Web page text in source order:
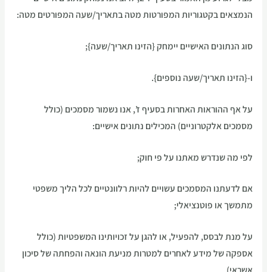
הנמצאים בקטגוריות המפורטות מטה בתאריך/שעה המפורטים מטה:
סוג הנתונים האישיים יימחק {הזינו תאריך/שעה};
ו-{הזינו תאריך/שעה נוספים}.
על אף ההוראות האחרות בסעיף ז’, אנו נשמור מסמכים (כולל
מסמכים אלקטרוניים) המכילים נתונים אישיים:
לפי מה שנדרש מאתנו על פי חוק;
אם לדעתנו המסמכים עשויים להיות רלוונטיים לכל הליך משפטי
מתמשך או פוטנציאלי;
על מנת לבסס, להפעיל, או להגן על זכויותינו המשפטיות (כולל
אספקה של מידע לאחרים למטרות מניעת הונאה והפחתה של סיכון